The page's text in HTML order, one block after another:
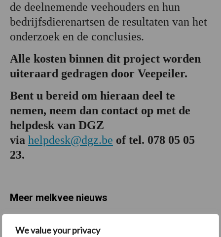
We value your privacy
de deelnemende veehouders en hun
bedrijfsdierenartsen de resultaten van het
onderzoek en de conclusies.
Alle kosten binnen dit project worden
uiteraard gedragen door Veepeiler.
Bent u bereid om hieraan deel te
nemen, neem dan contact op met de
helpdesk van DGZ
via helpdesk@dgz.be of tel. 078 05 05
23.
Meer melkvee nieuws
Maak hier uw keuze: